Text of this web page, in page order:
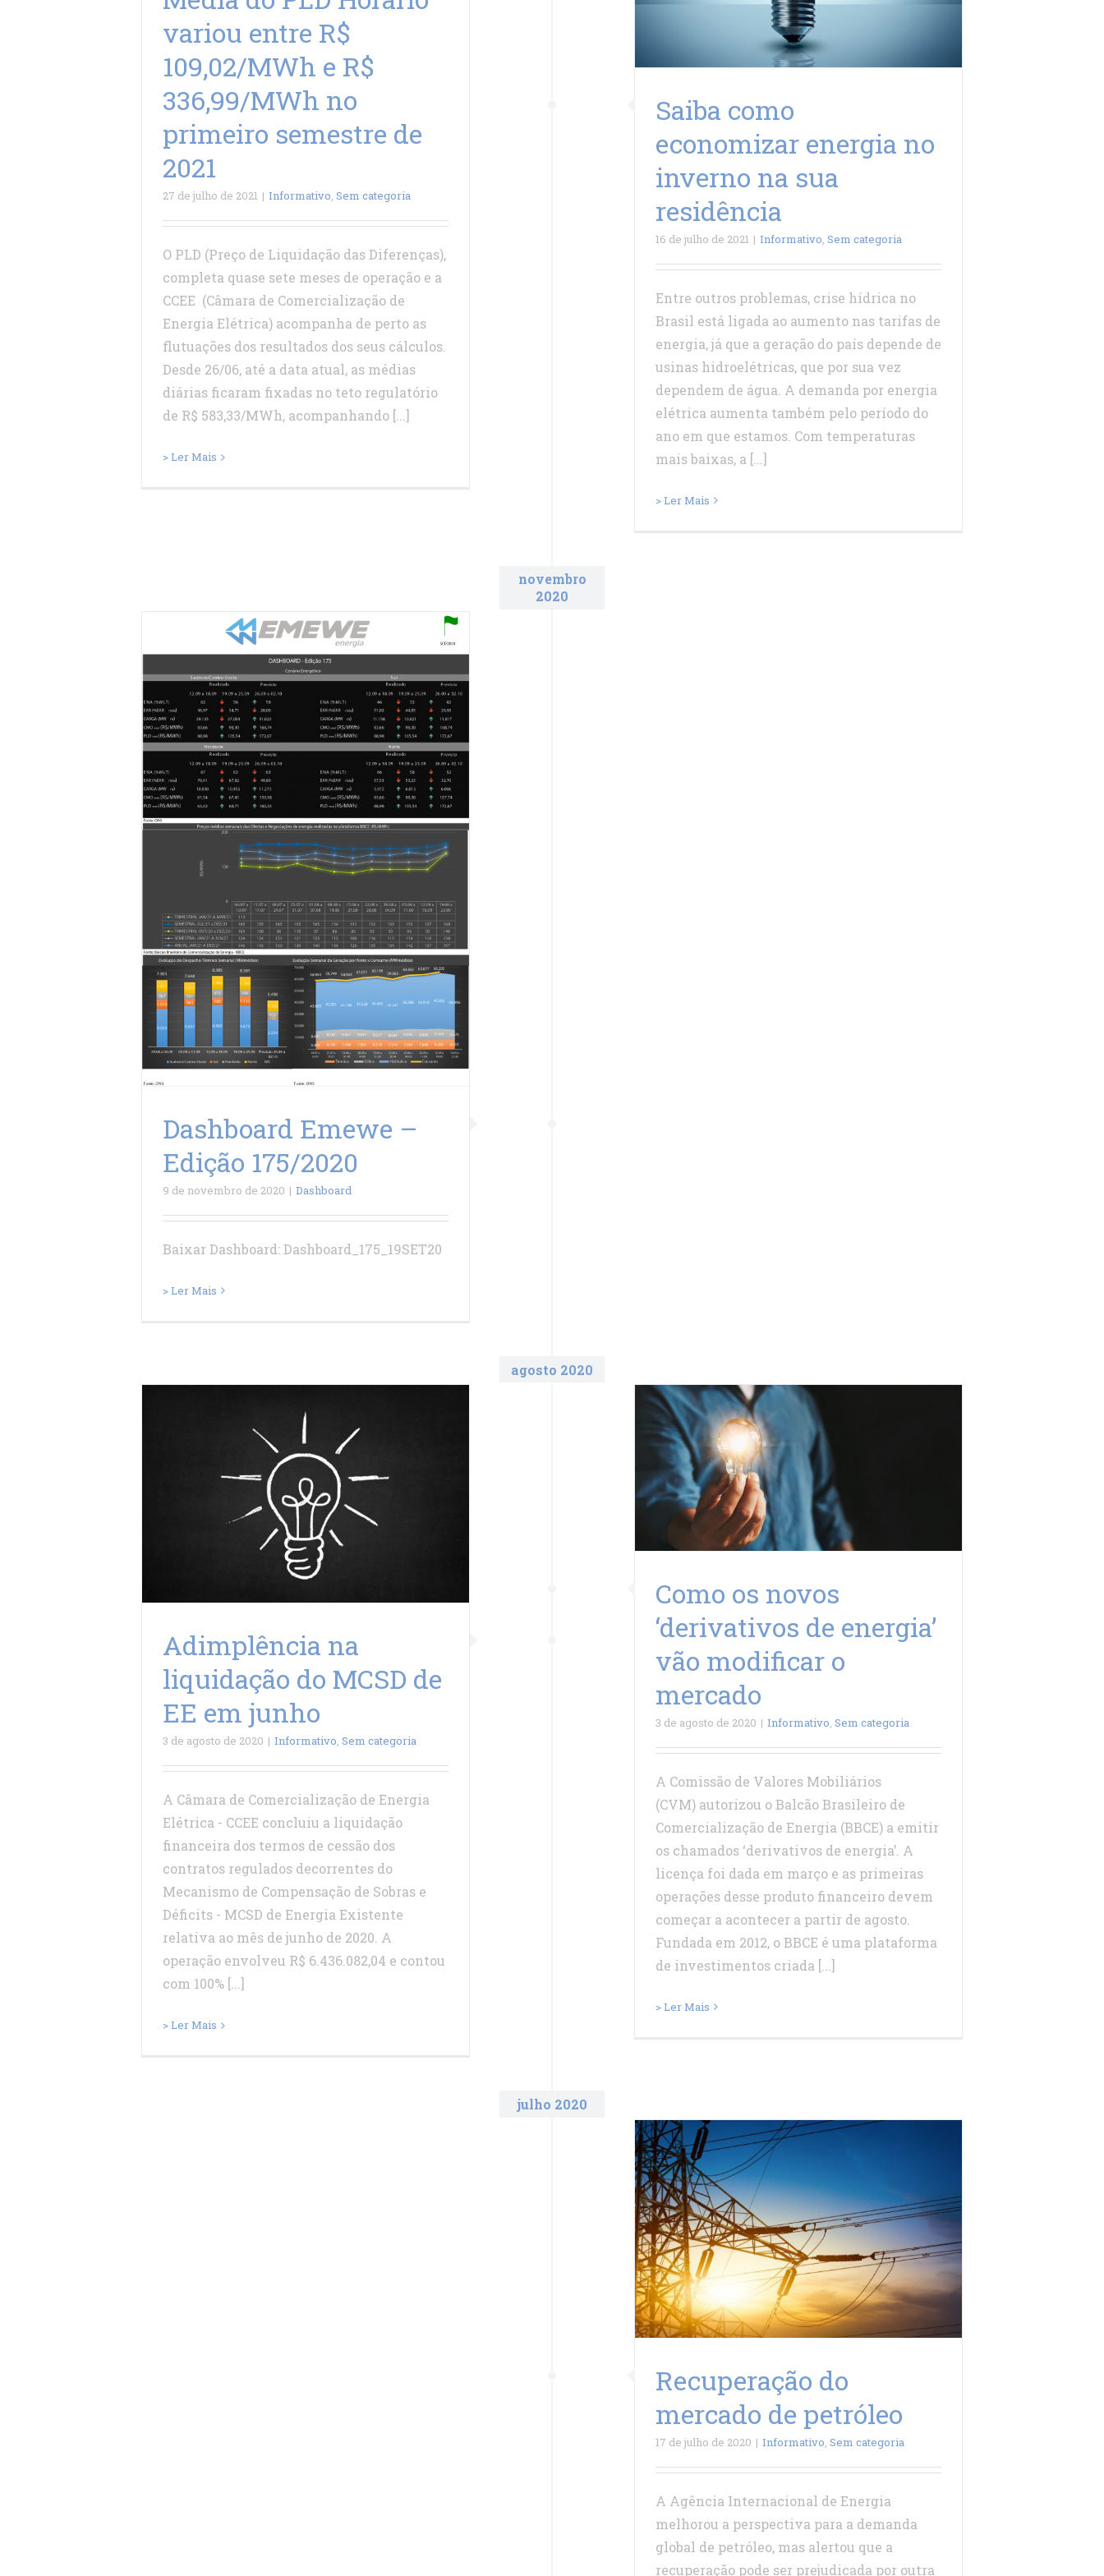
variou entre R$
109,02/MWh e R$
336,99/MWh no
primeiro semestre de
2021
27 de julho de 2021 | Informativo, Sem categoria
O PLD (Preço de Liquidação das Diferenças),
completa quase sete meses de operação e a
CCEE (Câmara de Comercialização de
Energia Elétrica) acompanha de perto as
flutuações dos resultados dos seus cálculos.
Desde 26/06, até a data atual, as médias
diárias ficaram fixadas no teto regulatório
de R$ 583,33/MWh, acompanhando [...]
> Ler Mais
Saiba como
economizar energia no
inverno na sua
residência
16 de julho de 2021 | Informativo, Sem categoria
Entre outros problemas, crise hídrica no
Brasil está ligada ao aumento nas tarifas de
energia, já que a geração do país depende de
usinas hidroelétricas, que por sua vez
dependem de água. A demanda por energia
elétrica aumenta também pelo período do
ano em que estamos. Com temperaturas
mais baixas, a [...]
> Ler Mais
novembro
2020
Dashboard Emewe –
Edição 175/2020
9 de novembro de 2020 | Dashboard
Baixar Dashboard: Dashboard_175_19SET20
> Ler Mais
agosto 2020
Como os novos
‘derivativos de energia’
vão modificar o
mercado
3 de agosto de 2020 | Informativo, Sem categoria
A Comissão de Valores Mobiliários
(CVM) autorizou o Balcão Brasileiro de
Comercialização de Energia (BBCE) a emitir
os chamados ‘derivativos de energia’. A
licença foi dada em março e as primeiras
operações desse produto financeiro devem
começar a acontecer a partir de agosto.
Fundada em 2012, o BBCE é uma plataforma
de investimentos criada [...]
> Ler Mais
Adimplência na
liquidação do MCSD de
EE em junho
3 de agosto de 2020 | Informativo, Sem categoria
A Câmara de Comercialização de Energia
Elétrica - CCEE concluiu a liquidação
financeira dos termos de cessão dos
contratos regulados decorrentes do
Mecanismo de Compensação de Sobras e
Déficits - MCSD de Energia Existente
relativa ao mês de junho de 2020. A
operação envolveu R$ 6.436.082,04 e contou
com 100% [...]
> Ler Mais
julho 2020
Recuperação do
mercado de petróleo
17 de julho de 2020 | Informativo, Sem categoria
A Agência Internacional de Energia
melhorou a perspectiva para a demanda
global de petróleo, mas alertou que a
recuperação pode ser prejudicada por outra